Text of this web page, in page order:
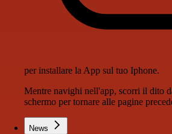
per installare la App sul tuo Iphone.
Mentre navighi nell'app, scorri il dito
schermo per tornare alle pagine
News